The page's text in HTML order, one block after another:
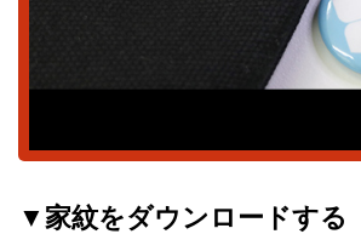
▼家紋をダウンロードする